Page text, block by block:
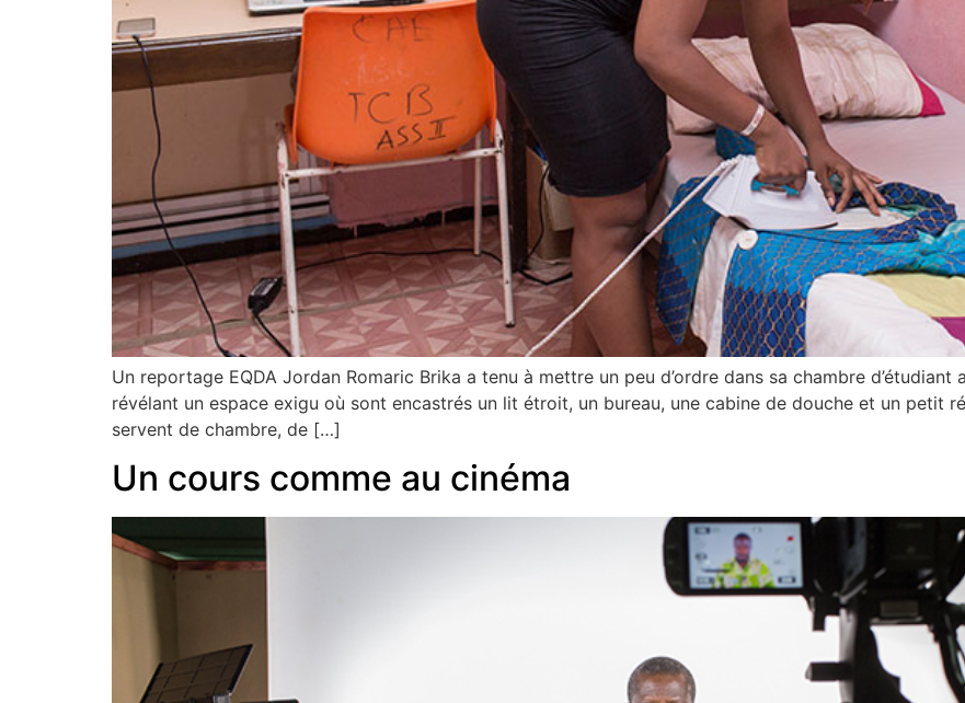
Un reportage EQDA Jordan Romaric Brika a tenu à mettre un peu d’ordre dans sa chambre
révélant un espace exigu où sont encastrés un lit étroit, un bureau, une cabine de douche et un petit
servent de chambre, de […]
Un cours comme au cinéma